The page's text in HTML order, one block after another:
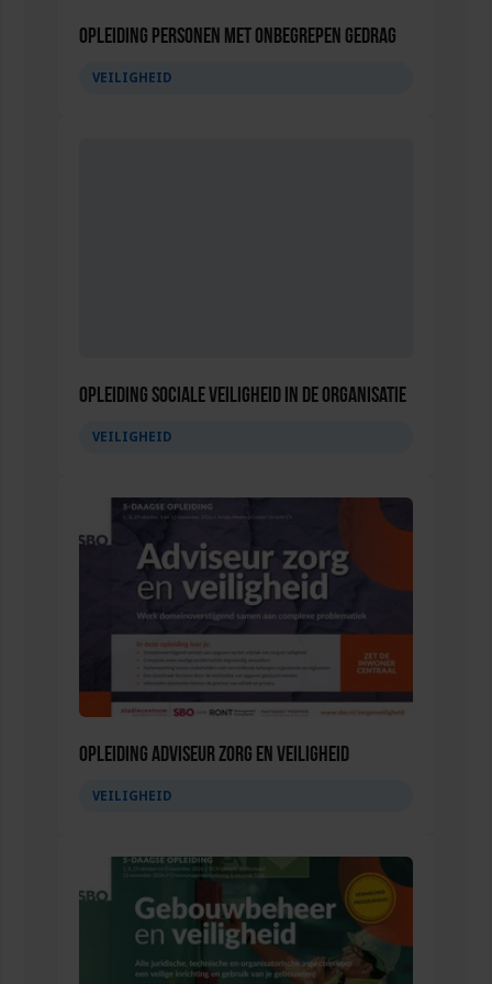
Opleiding Personen met onbegrepen gedrag
VEILIGHEID
Opleiding Sociale Veiligheid in de Organisatie
VEILIGHEID
Opleiding Adviseur zorg en veiligheid
VEILIGHEID